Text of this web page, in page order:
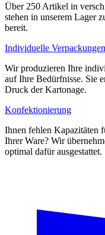
Über 250 Artikel in
stehen in unserem Lager
bereit.
Individuelle Verpackungen
Wir produzieren Ihre
auf Ihre Bedürfnisse. Sie
Druck der Kartonage.
Konfektionierung
Ihnen fehlen Kapazitäten
Ihrer Ware? Wir
optimal dafür ausgestattet.